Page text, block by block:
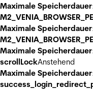
Maximale Speicherdauer
Maximale Speicherdauer
Maximale Speicherdauer
scrollLockAnstehend
Maximale Speicherdauer